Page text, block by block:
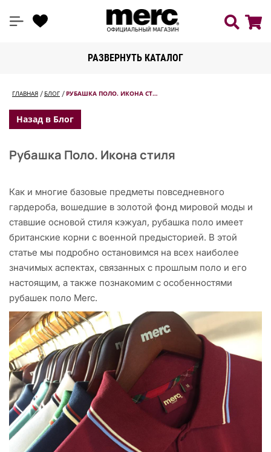
РАЗВЕРНУТЬ КАТАЛОГ
ГЛАВНАЯ БЛОГ РУБАШКА ПОЛО. ИКОНА СТ…
Рубашка Поло. Икона стиля
Назад в Блог
Как и многие базовые предметы повседневного
гардероба, вошедшие в золотой фонд мировой моды и
ставшие основой стиля кэжуал, рубашка поло имеет
британские корни с военной предысторией. В этой
статье мы подробно остановимся на всех наиболее
значимых аспектах, связанных с прошлым поло и его
настоящим, а также познакомим с особенностями
рубашек поло Merc.